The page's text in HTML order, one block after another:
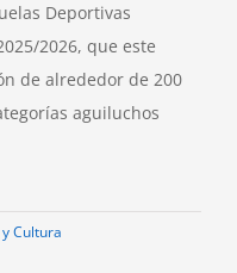
Deportivas
2026, que este
de alrededor de 200
aguiluchos
Cultura